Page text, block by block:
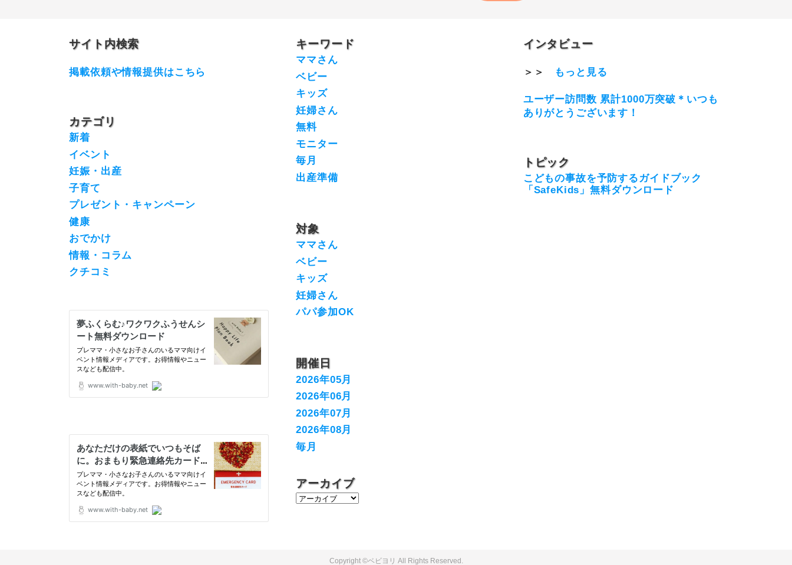
サイト内検索
掲載依頼や情報提供はこちら
カテゴリ
新着
イベント
妊娠・出産
子育て
プレゼント・キャンペーン
健康
おでかけ
情報・コラム
クチコミ
キーワード
ママさん
ベビー
キッズ
妊婦さん
無料
モニター
毎月
出産準備
対象
ママさん
ベビー
キッズ
妊婦さん
パパ参加OK
開催日
2026年05月
2026年06月
2026年07月
2026年08月
毎月
アーカイブ
インタビュー
＞＞ もっと見る
ユーザー訪問数 累計1000万突破＊いつも
ありがとうございます！
トピック
こどもの事故を予防するガイドブック
「SafeKids」無料ダウンロード
ベビヨリ